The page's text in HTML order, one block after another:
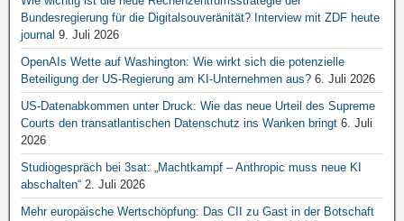
Bundesregierung für die Digitalsouveränität? Interview mit ZDF heute
journal 9. Juli 2026
OpenAIs Wette auf Washington: Wie wirkt sich die potenzielle
Beteiligung der US-Regierung am KI-Unternehmen aus? 6. Juli 2026
US-Datenabkommen unter Druck: Wie das neue Urteil des Supreme
Courts den transatlantischen Datenschutz ins Wanken bringt 6. Juli
2026
Studiogespräch bei 3sat: „Machtkampf – Anthropic muss neue KI
abschalten“ 2. Juli 2026
Mehr europäische Wertschöpfung: Das CII zu Gast in der Botschaft